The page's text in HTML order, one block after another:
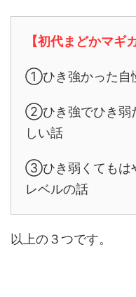
【初代まどかマギ
①ひき強かった自
②ひき強でひき弱
しい話
③ひき弱くてもは
レベルの話
以上の３つです。